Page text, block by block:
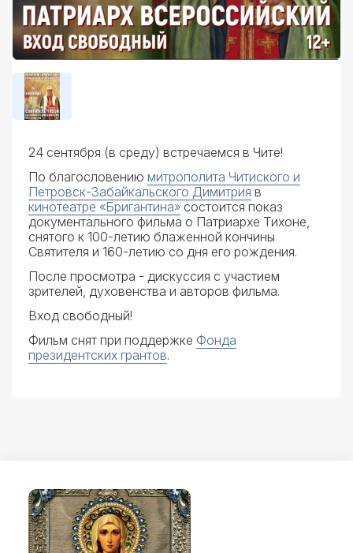
24 сентября (в среду) встречаемся в Чите!
По благословению митрополита Читиского и
Петровск-Забайкальского Димитрия в
кинотеатре «Бригантина» состоится показ
документального фильма о Патриархе Тихоне,
снятого к 100-летию блаженной кончины
Святителя и 160-летию со дня его рождения.
После просмотра - дискуссия с участием
зрителей, духовенства и авторов фильма.
Вход свободный!
Фильм снят при поддержке Фонда
президентских грантов.